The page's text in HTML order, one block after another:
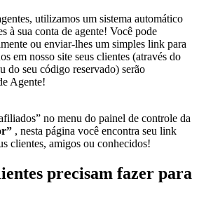
utilizamos um sistema automático
à sua conta de agente! Você pode
ou enviar-lhes um simples link para
em nosso site seus clientes (através do
do seu código reservado) serão
Agente!
no menu do painel de controle da
, nesta página você encontra seu link
clientes, amigos ou conhecidos!
precisam fazer para